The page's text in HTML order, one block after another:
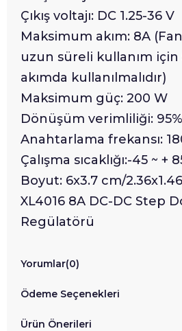
Çıkış voltajı: DC 1.25-36 V
Maksimum akım: 8A
uzun süreli kullanım için
akımda kullanılmalıdır)
Maksimum güç: 200 W
Dönüşüm verimliliği: 95%
Anahtarlama frekansı:
Çalışma sıcaklığı:-45 ~ +
Boyut: 6x3.7 cm/
XL4016 8A DC-DC Step
Regülatörü
Yorumlar(0)
Ödeme Seçenekleri
Ürün Önerileri